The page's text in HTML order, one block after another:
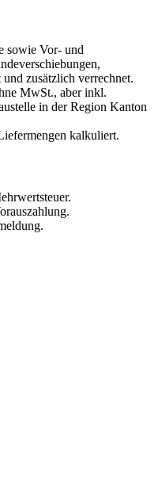
sowie Vor- und
zusätzlich verrechnet.
MwSt., aber inkl.
in der Region Kanton
kalkuliert.